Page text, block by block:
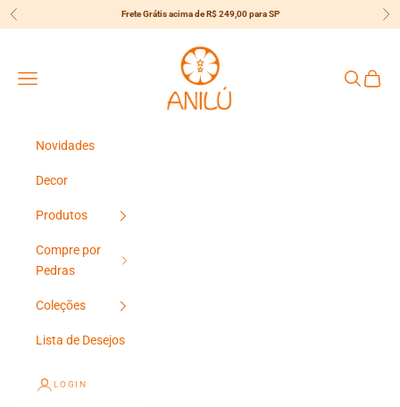
Pular para o conteúdo
Anterior Frete Grátis acima de R$ 249,00 para SP
Anilú
Menu
Pesquisar
Novidades
Decor
Produtos
Compre por
Pedras
Coleções
Lista de Desejos
LOGIN
{{currency}}{{discount}} undefined
View Cart